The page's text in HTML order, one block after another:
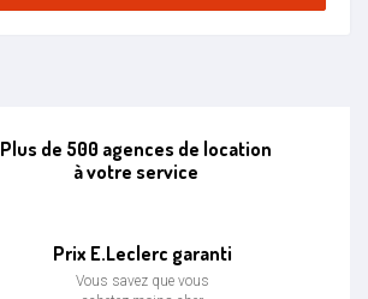
Plus de 500 agences de location
à votre service
Prix E.Leclerc garanti
Vous savez que vous